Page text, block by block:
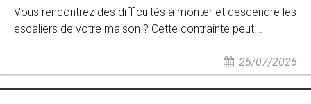
Vous rencontrez des difficultés à monter et descendre les
escaliers de votre maison ? Cette contrainte peut...
25/07/2025